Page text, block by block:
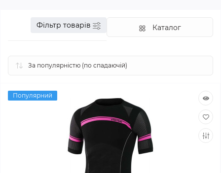
Фільтр товарів Каталог
Популярний